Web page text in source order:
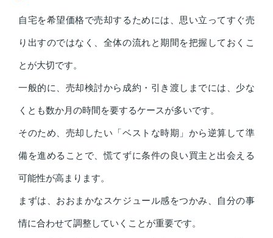
自宅を希望価格で売却するためには、思い立ってすぐ売
り出すのではなく、全体の流れと期間を把握しておくこ
とが大切です。
一般的に、売却検討から成約・引き渡しまでには、少な
くとも数か月の時間を要するケースが多いです。
そのため、売却したい「ベストな時期」から逆算して準
備を進めることで、慌てずに条件の良い買主と出会える
可能性が高まります。
まずは、おおまかなスケジュール感をつかみ、自分の事
情に合わせて調整していくことが重要です。